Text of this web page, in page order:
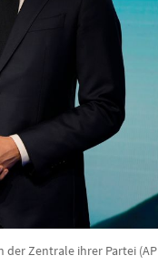
der Zentrale ihrer Partei (AP